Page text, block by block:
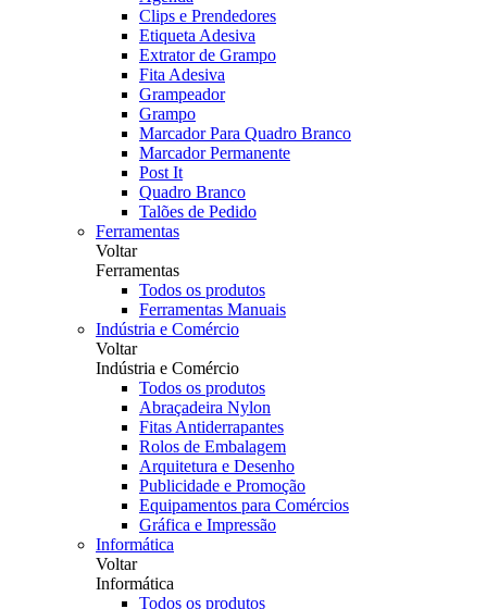
Clips e Prendedores
Etiqueta Adesiva
Extrator de Grampo
Fita Adesiva
Grampeador
Grampo
Marcador Para Quadro Branco
Marcador Permanente
Post It
Quadro Branco
Talões de Pedido
Ferramentas
Voltar
Ferramentas
Todos os produtos
Ferramentas Manuais
Indústria e Comércio
Voltar
Indústria e Comércio
Todos os produtos
Abraçadeira Nylon
Fitas Antiderrapantes
Rolos de Embalagem
Arquitetura e Desenho
Publicidade e Promoção
Equipamentos para Comércios
Gráfica e Impressão
Informática
Voltar
Informática
Todos os produtos